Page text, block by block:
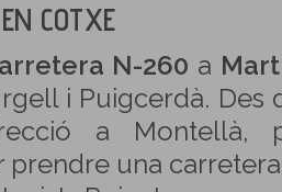
COTXE
N-260 a
i Puigcerdà. Des
a Montellà,
una